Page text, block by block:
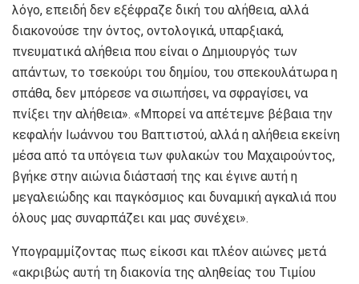
λόγο, επειδή δεν εξέφραζε δική του αλήθεια, αλλά
διακονούσε την όντος, οντολογικά, υπαρξιακά,
πνευματικά αλήθεια που είναι ο Δημιουργός των
απάντων, το τσεκούρι του δημίου, του σπεκουλάτωρα η
σπάθα, δεν μπόρεσε να σιωπήσει, να σφραγίσει, να
πνίξει την αλήθεια». «Μπορεί να απέτεμνε βέβαια την
κεφαλήν Ιωάννου του Βαπτιστού, αλλά η αλήθεια εκείνη
μέσα από τα υπόγεια των φυλακών του Μαχαιρούντος,
βγήκε στην αιώνια διάστασή της και έγινε αυτή η
μεγαλειώδης και παγκόσμιος και δυναμική αγκαλιά που
όλους μας συναρπάζει και μας συνέχει».
Υπογραμμίζοντας πως είκοσι και πλέον αιώνες μετά
«ακριβώς αυτή τη διακονία της αληθείας του Τιμίου